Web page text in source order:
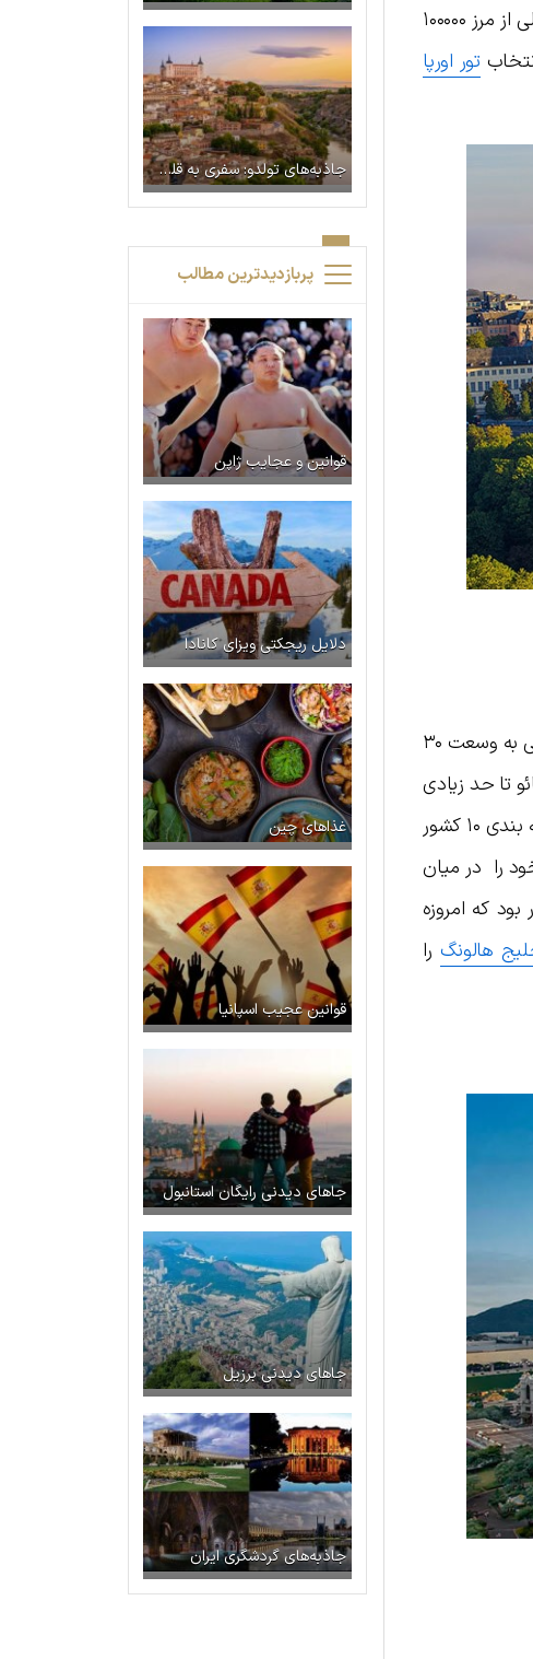
لوکزامبورگ همچنان روند رو به رشدش را ادامه می‌دهد. این کشور در سال ۲۰۱۴ از نظر تولید ناخالص داخلی از مرز ۱۰۰۰۰۰
تور اورپا
این شبه جزیره کوچک که دقیقا در جنوب هنگ کنگ قرار گرفته با جمعیتی در حدود ۷۰۰۰۰۰ نفر و در قلمرویی به وسعت ۳۰
تا حد زیادی
به کازینوهای آن وابسته است. با شیوع کووید، سفرهای جهانی متوقف شد و ماکائو حتی برای مدتی از رتبه بندی ۱۰ کشور
را در میان
به دست آورد. قدرت خرید سرانه مردم ماکائو در سال ۲۰۱۹ حدود ۱۲۵۰۰۰ دلار بود که امروزه
هالونگ را
جاذبه‌های تولدو: سفری به قلب تاریخ و فرهنگ اسپانیا
پربازدیدترین مطالب
قوانین و عجایب ژاپن
دلایل ریجکتی ویزای کانادا
غذاهای چین
قوانین عجیب اسپانیا
جاهای دیدنی رایگان استانبول
جاهای دیدنی برزیل
جاذبه‌های گردشگری ایران